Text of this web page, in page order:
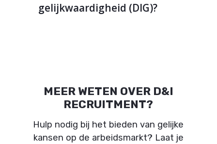
gelijkwaardigheid (DIG)?
MEER WETEN OVER D&I
RECRUITMENT?
Hulp nodig bij het bieden van gelijke
kansen op de arbeidsmarkt? Laat je